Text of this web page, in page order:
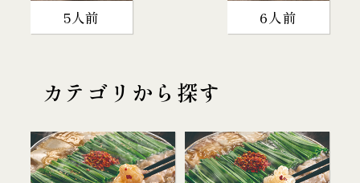
5人前 6人前
カテゴリから探す